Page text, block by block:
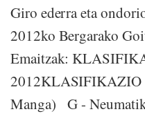
Giro ederra eta
2012ko Bergarako
Emaitzak:
2012KLASIFIKAZIO
Manga) G -